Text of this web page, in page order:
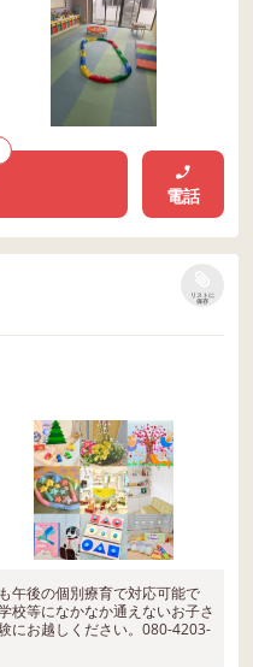
電話
リストに
保存
午後の個別療育で対応可能で
校等になかなか通えないお子さ
にお越しください。080-4203-